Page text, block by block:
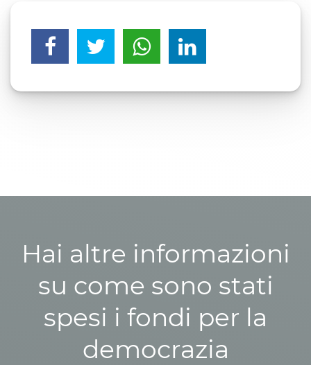
Hai altre informazioni
su come sono stati
spesi i fondi per la
democrazia